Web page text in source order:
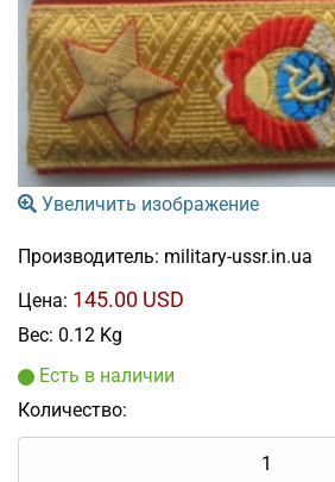
Увеличить изображение
Производитель: military-ussr.in.ua
Цена: 145.00 USD
Вес: 0.12 Kg
Есть в наличии
Количество: